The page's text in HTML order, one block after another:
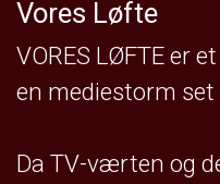
Vores Løfte
VORES LØFTE er
en mediestorm set
Da TV-værten og